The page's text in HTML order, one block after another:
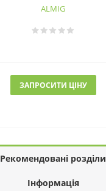
ALMIG
ЗАПРОСИТИ ЦІНУ
Рекомендовані розділи
Інформація